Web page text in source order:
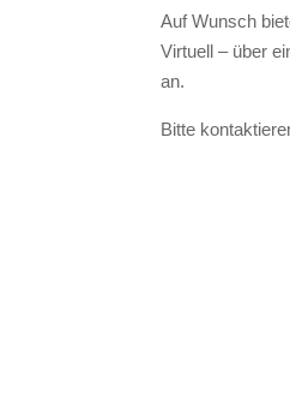
Auf Wunsch
Virtuell – über
an.
Bitte